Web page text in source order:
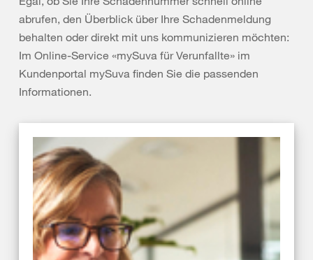
abrufen, den Überblick über Ihre Schadenmeldung
behalten oder direkt mit uns kommunizieren möchten:
Im Online-Service «mySuva für Verunfallte» im
Kundenportal mySuva finden Sie die passenden
Informationen.